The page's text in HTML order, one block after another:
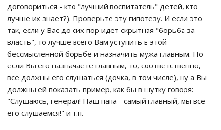
договориться - кто "лучший воспитатель" детей, кто
лучше их знает?). Проверьте эту гипотезу. И если это
так, если у Вас до сих пор идет скрытная "борьба за
власть", то лучше всего Вам уступить в этой
бессмысленной борьбе и назначить мужа главным. Но -
если Вы его назначаете главным, то, соответственно,
все должны его слушаться (дочка, в том числе), ну а Вы
должны ей показать пример, как бы в шутку говоря:
"Слушаюсь, генерал! Наш папа - самый главный, мы все
его слушаемся!" и т.п.